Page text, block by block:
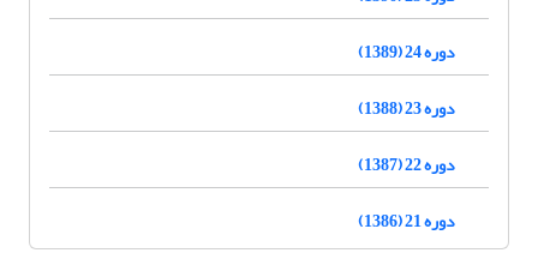
دوره 24 (1389)
دوره 23 (1388)
دوره 22 (1387)
دوره 21 (1386)